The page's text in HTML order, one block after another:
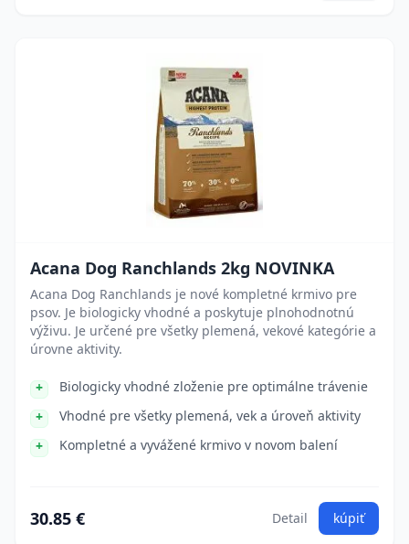
Acana Dog Ranchlands 2kg NOVINKA
Acana Dog Ranchlands je nové kompletné krmivo pre
psov. Je biologicky vhodné a poskytuje plnohodnotnú
výživu. Je určené pre všetky plemená, vekové kategórie a
úrovne aktivity.
Biologicky vhodné zloženie pre optimálne trávenie
Vhodné pre všetky plemená, vek a úroveň aktivity
Kompletné a vyvážené krmivo v novom balení
30.85 € Detail kúpiť